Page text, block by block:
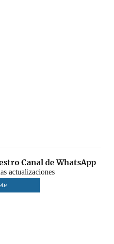
Canal de WhatsApp
actualizaciones